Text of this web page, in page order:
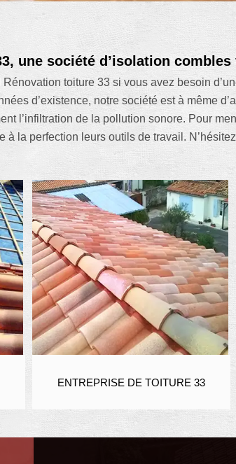
une société d’isolation
Rénovation toiture 33 si vous avez besoin
d’existence, notre société est à même
l’infiltration de la pollution sonore. Pour
à la perfection leurs outils de travail.
DE TOITURE 33 DEVIS